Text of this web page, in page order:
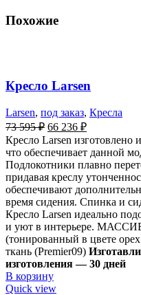
Похожие
Кресло Larsen
Larsen, под заказ, Кресла
73 595₽ 66 236 ₽
Кресло Larsen изготовлено
что обеспечивает данной
Подлокотники плавно
придавая креслу
обеспечивают
время сидения. Спинка и
Кресло Larsen идеально
и уют в интерьере.
(тонированный в цвете
ткань (Premier09)
изготовления — 30 дней
В корзину
Quick view